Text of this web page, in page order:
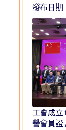
發布日期
工會成立
譽會員證